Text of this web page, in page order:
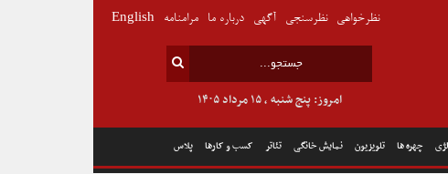
چهره ها تلویزیون نمایش خانگی تئاتر کسب و کارها پلاس
امروز: پنج شنبه , ۱۵ مرداد ۱۴۰۵
نظرخواهی نظرسنجی آگهی درباره ما مرامنامه English